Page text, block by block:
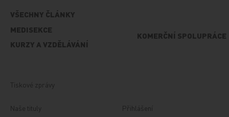
VŠECHNY ČLÁNKY
MEDISEKCE
KURZY A VZDĚLÁVÁNÍ
KOMERČNÍ SPOLUPRÁCE
Tiskové zprávy
Naše tituly
Přihlášení